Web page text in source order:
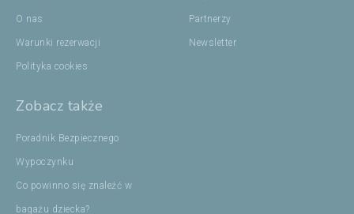
O nas
Warunki rezerwacji
Polityka cookies
Partnerzy
Newsletter
Zobacz także
Poradnik Bezpiecznego
Wypoczynku
Co powinno się znaleźć w
bagażu dziecka?